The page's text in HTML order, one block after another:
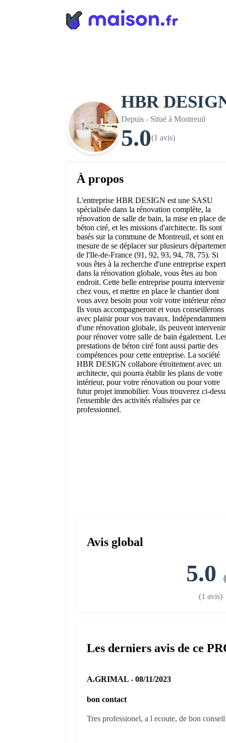
HBR
Depuis - Situé à Montreuil
5.0(1 avis)
À propos
L'entreprise HBR DESIGN est une SASU
spécialisée dans la rénovation complète, la
rénovation de salle de bain, la mise en place de
béton ciré, et les missions d'architecte. Ils sont
basés sur la commune de Montreuil, et sont en
mesure de se déplacer sur plusieurs
de l'Ile-de-France (91, 92, 93, 94, 78, 75). Si
vous êtes à la recherche d'une entreprise
dans la rénovation globale, vous êtes au bon
endroit. Cette belle entreprise pourra intervenir
chez vous, et mettre en place le chantier dont
vous avez besoin pour voir votre intérieur
Ils vous accompagneront et vous conseillerons
avec plaisir pour vos travaux.
d'une rénovation globale, ils peuvent intervenir
pour rénover votre salle de bain également.
prestations de béton ciré font aussi partie des
compétences pour cette entreprise. La société
HBR DESIGN collabore étroitement avec un
architecte, qui pourra établir les plans de votre
intérieur, pour votre rénovation ou pour votre
futur projet immobilier. Vous trouverez ci-
l'ensemble des activités réalisées par ce
professionnel.
Avis global
5.0
(1 avis)
Les derniers avis de ce
A.GRIMAL - 08/11/2023
bon contact
Tres professionel, a l ecoute, de bon